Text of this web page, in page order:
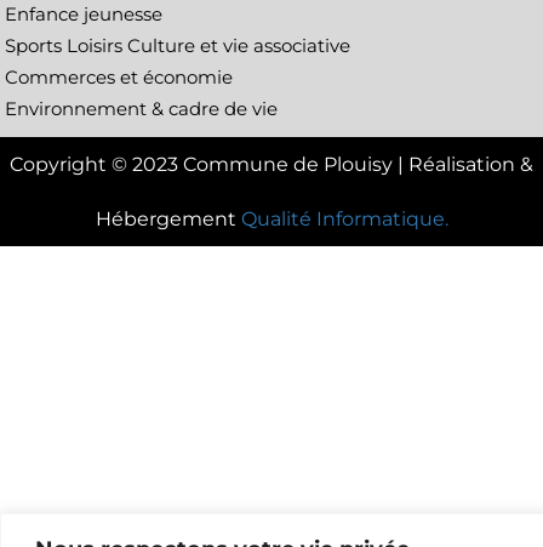
Enfance jeunesse
Sports Loisirs Culture et vie associative
Commerces et économie
Environnement & cadre de vie
Copyright © 2023 Commune de Plouisy | Réalisation &
Hébergement Qualité Informatique.